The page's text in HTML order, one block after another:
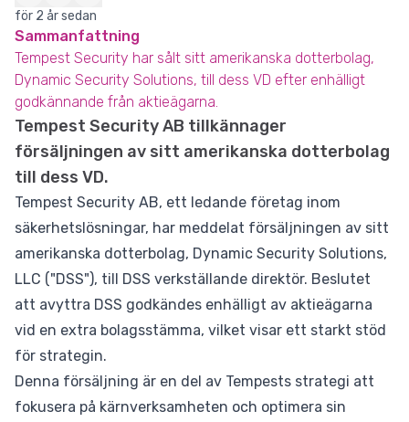
för 2 år sedan
Sammanfattning
Tempest Security har sålt sitt amerikanska dotterbolag,
Dynamic Security Solutions, till dess VD efter enhälligt
godkännande från aktieägarna.
Tempest Security AB tillkännager
försäljningen av sitt amerikanska dotterbolag
till dess VD.
Tempest Security AB, ett ledande företag inom
säkerhetslösningar, har meddelat försäljningen av sitt
amerikanska dotterbolag, Dynamic Security Solutions,
LLC ("DSS"), till DSS verkställande direktör. Beslutet
att avyttra DSS godkändes enhälligt av aktieägarna
vid en extra bolagsstämma, vilket visar ett starkt stöd
för strategin.
Denna försäljning är en del av Tempests strategi att
fokusera på kärnverksamheten och optimera sin